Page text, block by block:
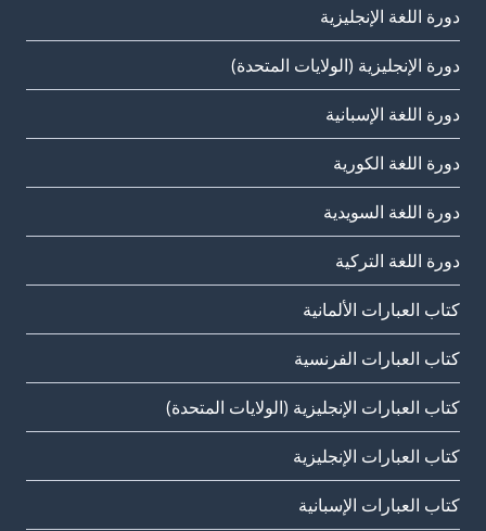
دورة اللغة الإنجليزية
دورة الإنجليزية (الولايات المتحدة)
دورة اللغة الإسبانية
دورة اللغة الكورية
دورة اللغة السويدية
دورة اللغة التركية
كتاب العبارات الألمانية
كتاب العبارات الفرنسية
كتاب العبارات الإنجليزية (الولايات المتحدة)
كتاب العبارات الإنجليزية
كتاب العبارات الإسبانية